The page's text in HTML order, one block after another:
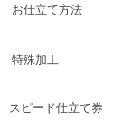
お仕立て方法
特殊加工
スピード仕立て券